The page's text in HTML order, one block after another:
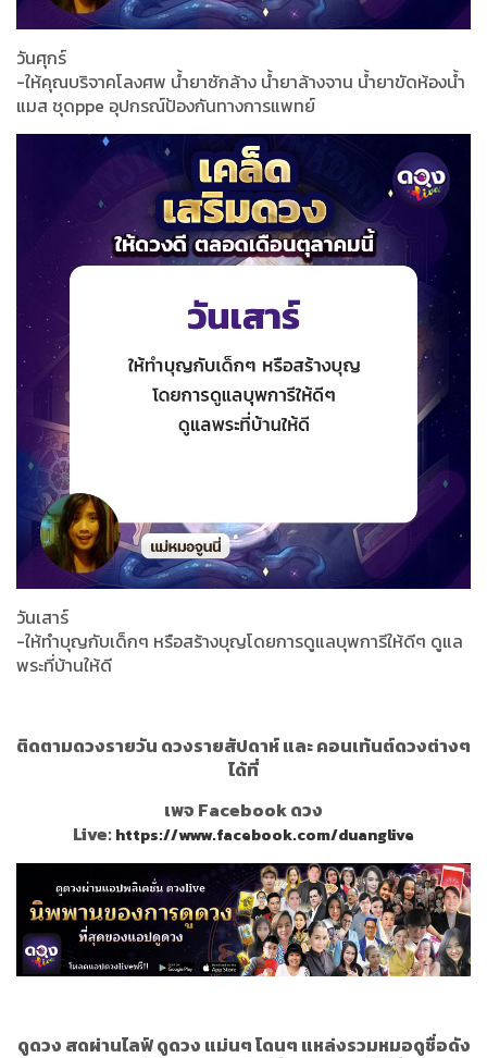
วันศุกร์
-ให้คุณบริจาคโลงศพ น้ำยาซักล้าง น้ำยาล้างจาน น้ำยาขัดห้องน้ำ
แมส ชุดppe อุปกรณ์ป้องกันทางการแพทย์
วันเสาร์
-ให้ทำบุญกับเด็กๆ หรือสร้างบุญโดยการดูแลบุพการีให้ดีๆ ดูแล
พระที่บ้านให้ดี
ติดตามดวงรายวัน ดวงรายสัปดาห์ และ คอนเท้นต์ดวงต่างๆ
ได้ที่
เพจ Facebook ดวง
Live:https://www.facebook.com/duanglive
ดูดวง สดผ่านไลฟ์ ดูดวง แม่นๆ โดนๆ แหล่งรวมหมอดูชื่อดัง